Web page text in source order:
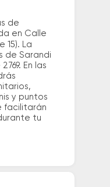
de
en Calle
15). La
de Sarandi
En las
y puntos
facilitarán
tu